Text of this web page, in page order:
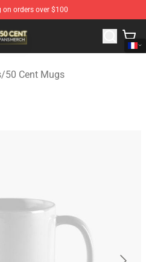
on orders over $100
50 Cent Merchandise Store
/50 Cent Mugs